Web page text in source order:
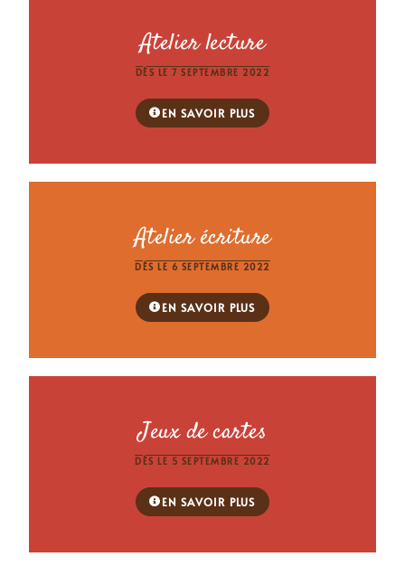
Atelier lecture
DÈS LE 7 SEPTEMBRE 2022
EN SAVOIR PLUS
Atelier écriture
DÈS LE 6 SEPTEMBRE 2022
EN SAVOIR PLUS
Jeux de cartes
DÈS LE 5 SEPTEMBRE 2022
EN SAVOIR PLUS